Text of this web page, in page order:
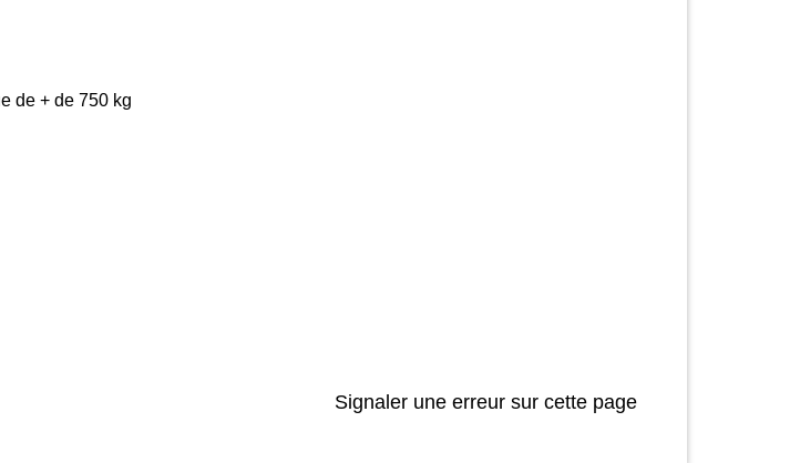
de + de 750 kg
Signaler une erreur sur cette page